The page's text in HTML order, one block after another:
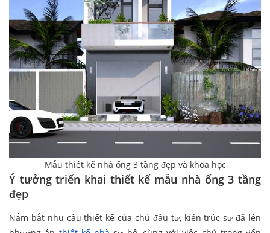
Mẫu thiết kế nhà ống 3 tầng đẹp và khoa học
Ý tưởng triển khai thiết kế mẫu nhà ống 3 tầng
đẹp
Nắm bắt nhu cầu thiết kế của chủ đầu tư, kiến trúc sư đã lên